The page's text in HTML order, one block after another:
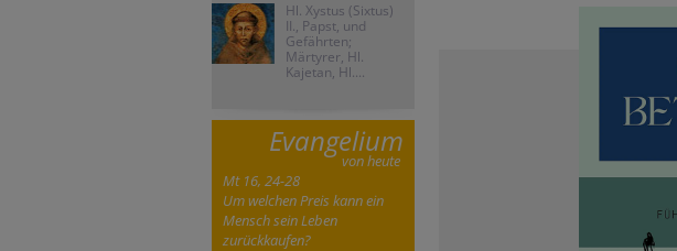
Hl. Xystus (Sixtus)
II., Papst, und
Gefährten;
Märtyrer, Hl.
Kajetan, Hl....
Evangelium
von heute
Mt 16, 24-28
Um welchen Preis kann ein
Mensch sein Leben
zurückkaufen?